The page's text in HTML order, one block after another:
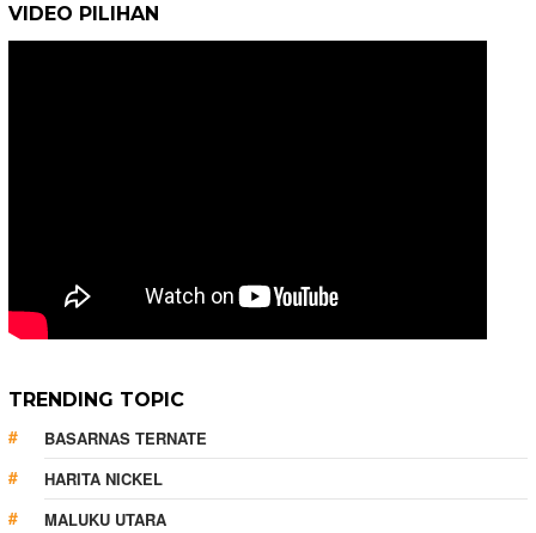
VIDEO PILIHAN
TRENDING TOPIC
BASARNAS TERNATE
HARITA NICKEL
MALUKU UTARA